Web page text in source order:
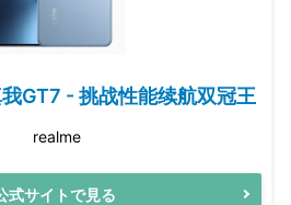
GT7 - 挑战性能续航双冠王
realme
式サイトで見る